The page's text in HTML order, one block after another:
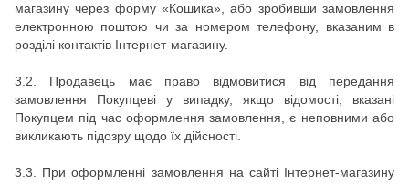
магазину через форму «Кошика», або зробивши замовлення
електронною поштою чи за номером телефону, вказаним в
розділі контактів Інтернет-магазину.
3.2. Продавець має право відмовитися від передання
замовлення Покупцеві у випадку, якщо відомості, вказані
Покупцем під час оформлення замовлення, є неповними або
викликають підозру щодо їх дійсності.
3.3. При оформленні замовлення на сайті Інтернет-магазину